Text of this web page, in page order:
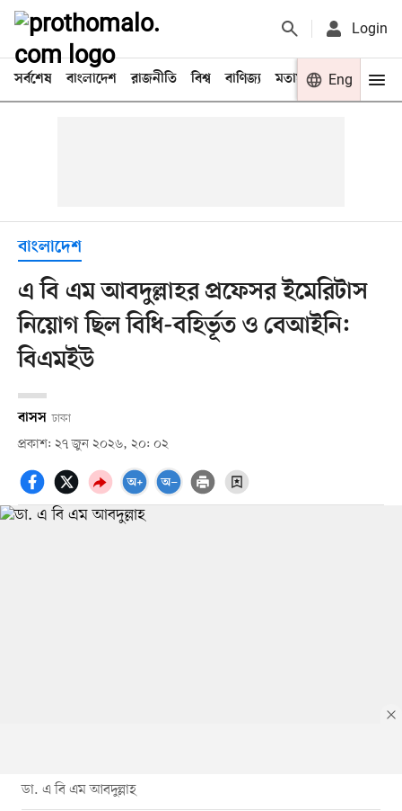
Login
সর্বশেষ বাংলাদেশ রাজনীতি বিশ্ব বাণিজ্য মতামত খেলা
Eng
বাংলাদেশ
এ বি এম আবদুল্লাহর প্রফেসর ইমেরিটাস
নিয়োগ ছিল বিধি-বহির্ভূত ও বেআইনি:
বিএমইউ
বাসস ঢাকা
প্রকাশ: ২৭ জুন ২০২৬, ২০: ০২
ডা. এ বি এম আবদুল্লাহ